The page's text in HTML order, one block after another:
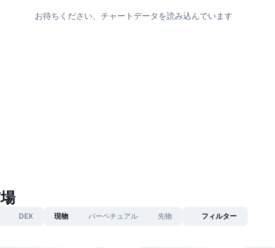
お待ちください、チャートデータを読み込んでいます
DEX 現物 パーペチュアル 先物 フィルター